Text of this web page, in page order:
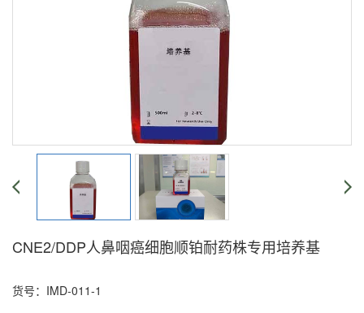
CNE2/DDP人鼻咽癌细胞顺铂耐药株专用培养基
货号：IMD-011-1